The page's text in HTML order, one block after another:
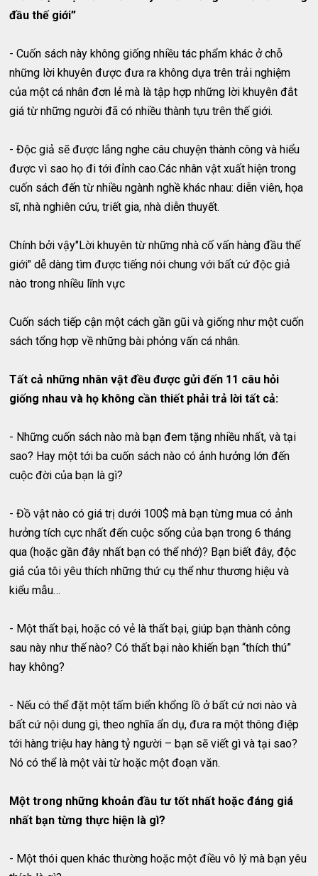
đầu thế giới”
- Cuốn sách này không giống nhiều tác phẩm khác ở chỗ
những lời khuyên được đưa ra không dựa trên trải nghiệm
của một cá nhân đơn lẻ mà là tập hợp những lời khuyên đắt
giá từ những người đã có nhiều thành tựu trên thế giới.
- Độc giả sẽ được lắng nghe câu chuyện thành công và hiểu
được vì sao họ đi tới đỉnh cao.Các nhân vật xuất hiện trong
cuốn sách đến từ nhiều ngành nghề khác nhau: diễn viên, họa
sĩ, nhà nghiên cứu, triết gia, nhà diễn thuyết.
Chính bởi vậy"Lời khuyên từ những nhà cố vấn hàng đầu thế
giới" dễ dàng tìm được tiếng nói chung với bất cứ độc giả
nào trong nhiều lĩnh vực
Cuốn sách tiếp cận một cách gần gũi và giống như một cuốn
sách tổng hợp về những bài phỏng vấn cá nhân.
Tất cả những nhân vật đều được gửi đến 11 câu hỏi
giống nhau và họ không cần thiết phải trả lời tất cả:
- Những cuốn sách nào mà bạn đem tặng nhiều nhất, và tại
sao? Hay một tới ba cuốn sách nào có ảnh hưởng lớn đến
cuộc đời của bạn là gì?
- Đồ vật nào có giá trị dưới 100$ mà bạn từng mua có ảnh
hưởng tích cực nhất đến cuộc sống của bạn trong 6 tháng
qua (hoặc gần đây nhất bạn có thể nhớ)? Bạn biết đây, độc
giả của tôi yêu thích những thứ cụ thể như thương hiệu và
kiểu mẫu…
- Một thất bại, hoặc có vẻ là thất bại, giúp bạn thành công
sau này như thế nào? Có thất bại nào khiến bạn “thích thú”
hay không?
- Nếu có thể đặt một tấm biển khổng lồ ở bất cứ nơi nào và
bất cứ nội dung gì, theo nghĩa ẩn dụ, đưa ra một thông điệp
tới hàng triệu hay hàng tỷ người – bạn sẽ viết gì và tại sao?
Nó có thể là một vài từ hoặc một đoạn văn.
Một trong những khoản đầu tư tốt nhất hoặc đáng giá
nhất bạn từng thực hiện là gì?
- Một thói quen khác thường hoặc một điều vô lý mà bạn yêu